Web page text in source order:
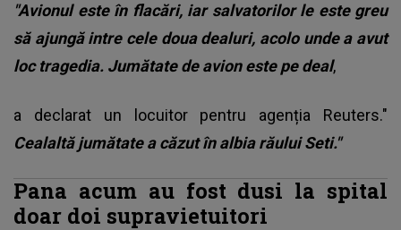
"Avionul este în flacări, iar salvatorilor le este greu
să ajungă intre cele doua dealuri, acolo unde a avut
loc tragedia. Jumătate de avion este pe deal,
a declarat un locuitor pentru agenția Reuters."
Cealaltă jumătate a căzut în albia răului Seti."
Pana acum au fost dusi la spital
doar doi supravietuitori